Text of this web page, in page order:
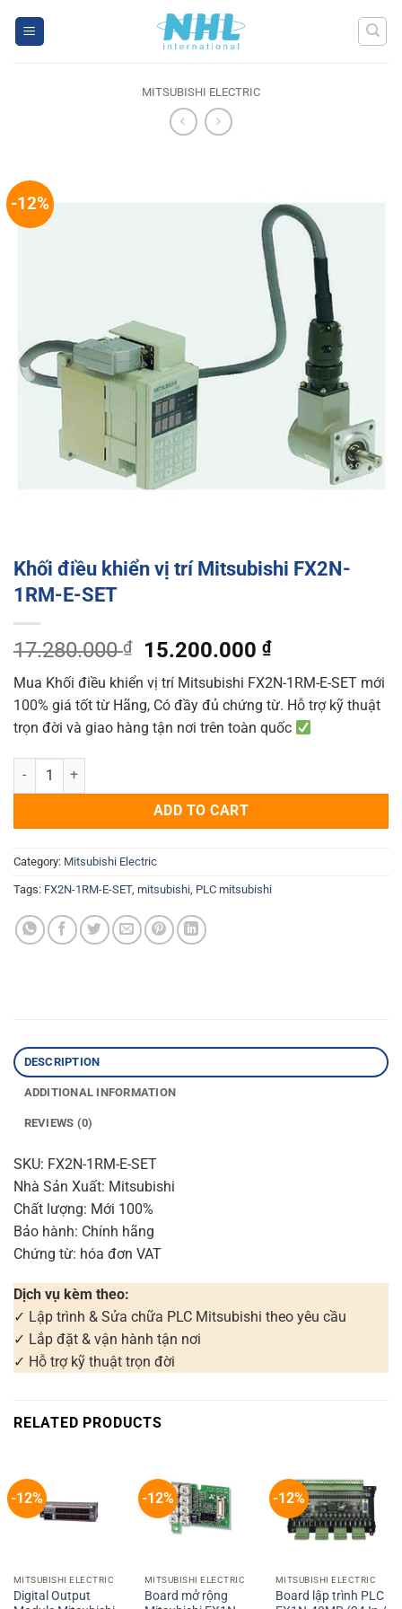
MITSUBISHI ELECTRIC
-12%
Khối điều khiển vị trí Mitsubishi FX2N-
1RM-E-SET
17.280.000₫
Original
price
was:
17.280.000 ₫.
15.200.000₫Current
price
is:
15.200.000
Mua Khối điều khiển vị trí Mitsubishi FX2N-1RM-E-SET mới
100% giá tốt từ Hãng, Có đầy đủ chứng từ. Hỗ trợ kỹ thuật
trọn đời và giao hàng tận nơi trên toàn quốc
Khối điều khiển vị trí Mitsubishi FX2N-1RM-E-SET quantity
ADD TO CART
Category: Mitsubishi Electric
Tags: FX2N-1RM-E-SET, mitsubishi PLC mitsubishi
DESCRIPTION
ADDITIONAL INFORMATION
REVIEWS (0)
SKU: FX2N-1RM-E-SET
Nhà Sản Xuất: Mitsubishi
Chất lượng: Mới 100%
Bảo hành: Chính hãng
Chứng từ: hóa đơn VAT
Dịch vụ kèm theo:
✓ Lập trình & Sửa chữa PLC Mitsubishi theo yêu cầu
✓ Lắp đặt & vận hành tận nơi
✓ Hỗ trợ kỹ thuật trọn đời
RELATED PRODUCTS
-12%
MITSUBISHI ELECTRIC
Digital Output
-12%
MITSUBISHI ELECTRIC
Board mở rộng
-12%
MITSUBISHI ELECTRIC
Board lập trình PLC